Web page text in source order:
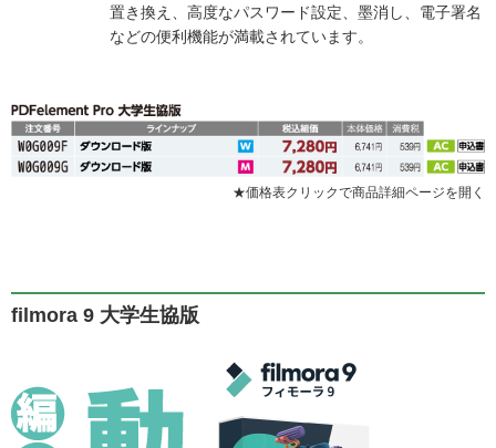
置き換え、高度なパスワード設定、墨消し、電子署名
などの便利機能が満載されています。
★価格表クリックで商品詳細ページを開く
filmora 9 大学生協版